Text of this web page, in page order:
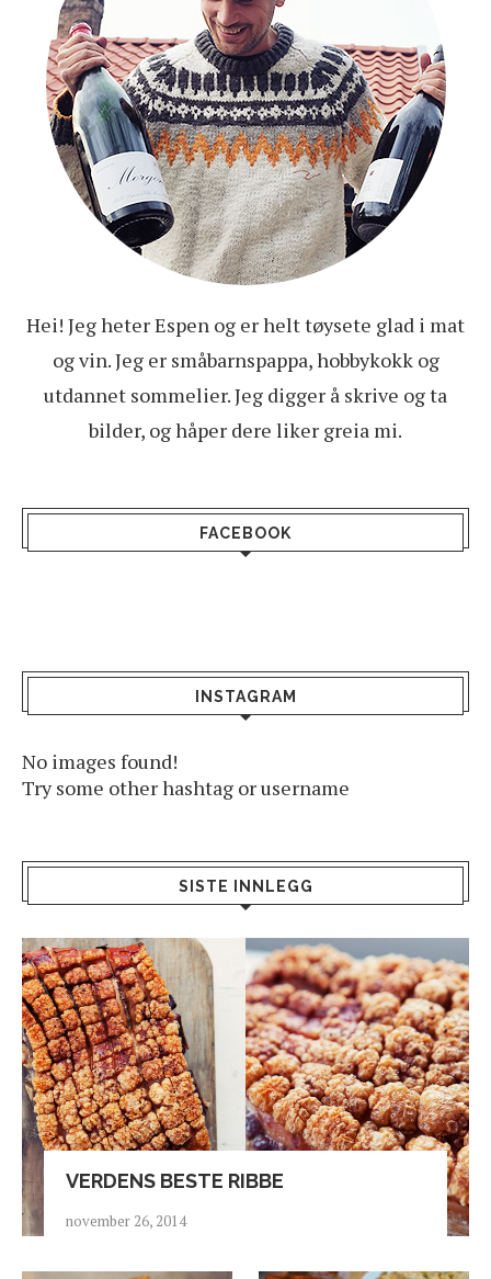
Hei! Jeg heter Espen og er helt tøysete glad i mat
og vin. Jeg er småbarnspappa, hobbykokk og
utdannet sommelier. Jeg digger å skrive og ta
bilder, og håper dere liker greia mi.
FACEBOOK
INSTAGRAM
No images found!
Try some other hashtag or username
SISTE INNLEGG
VERDENS BESTE RIBBE
november 26, 2014